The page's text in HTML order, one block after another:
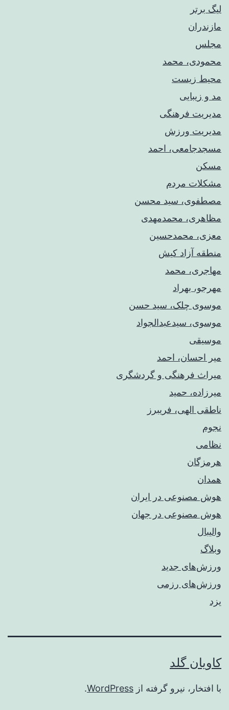
لیگ برتر
مازندران
مجلس
محمودی، محمد
محیط زیست
مد و زیبایی
مدیریت فرهنگی
مدیریت ورزش
مسجدجامعی، احمد
مسکن
مشکلات مردم
مصطفوی، سید محسن
مظاهری، محمدمهدی
معزی، محمدحسین
منطقه آزاد کیش
مهاجری، محمد
مهرجو، بهراد
موسوی چلک، سید حسن
موسوی، سیدعبدالجواد
موسیقی
میر احسان، احمد
میراث فرهنگی و گردشگری
میرزاده، حمید
ناطقی الهی، فریبرز
نجوم
نظامی
هرمزگان
همدان
هوش مصنوعی در ایران
هوش مصنوعی در جهان
والیبال
وبلاگ
ورزش‌های جدید
ورزش‌های رزمی
یزد
کاویان گلد
با افتخار، نیرو گرفته از WordPress
.